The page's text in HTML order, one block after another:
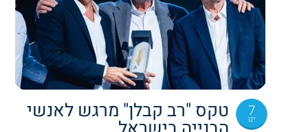
7
ינו טקס "רב קבלן" מרגש לאנשי